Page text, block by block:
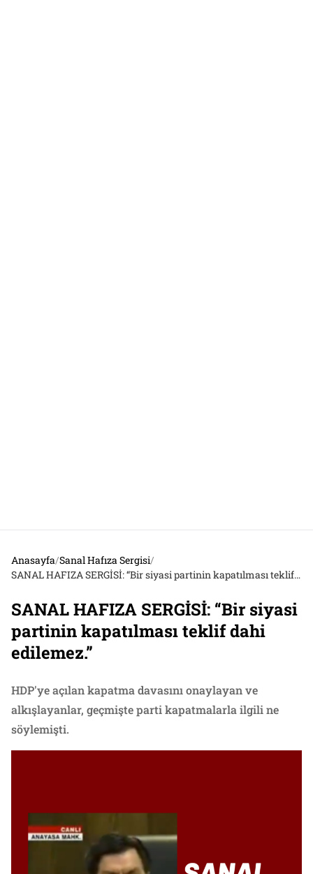
Anasayfa/Sanal Hafıza Sergisi/
SANAL HAFIZA SERGİSİ: “Bir siyasi partinin kapatılması teklif dahi edilemez.”
SANAL HAFIZA SERGİSİ: “Bir siyasi
partinin kapatılması teklif dahi
edilemez.”
HDP'ye açılan kapatma davasını onaylayan ve
alkışlayanlar, geçmişte parti kapatmalarla ilgili ne
söylemişti.